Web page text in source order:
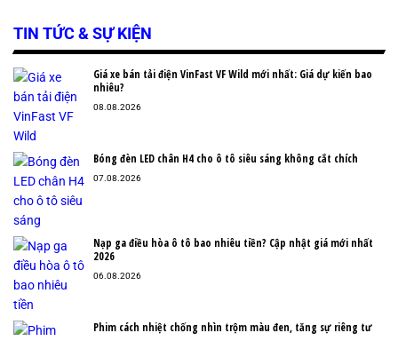
TIN TỨC & SỰ KIỆN
Giá xe bán tải điện VinFast VF Wild mới nhất: Giá dự kiến bao
nhiêu?
08.08.2026
Bóng đèn LED chân H4 cho ô tô siêu sáng không cắt chích
07.08.2026
Nạp ga điều hòa ô tô bao nhiêu tiền? Cập nhật giá mới nhất
2026
06.08.2026
Phim cách nhiệt chống nhìn trộm màu đen, tăng sự riêng tư